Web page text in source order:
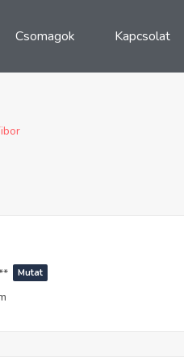
Csomagok Kapcsolat
Mutat